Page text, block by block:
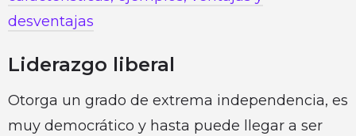
desventajas
Liderazgo liberal
Otorga un grado de extrema independencia, es
muy democrático y hasta puede llegar a ser